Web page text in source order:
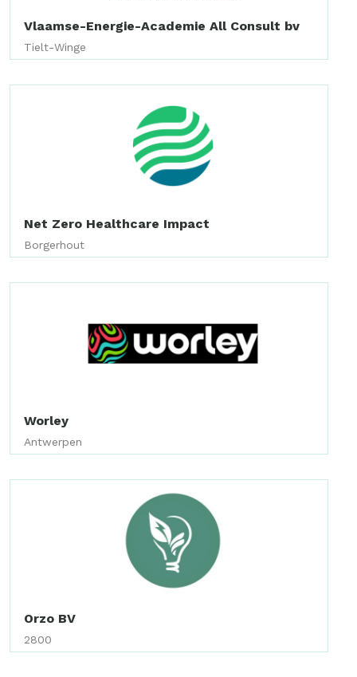
Vlaamse-Energie-Academie All Consult bv
Tielt-Winge
Net Zero Healthcare Impact
Borgerhout
Worley
Antwerpen
Orzo BV
2800